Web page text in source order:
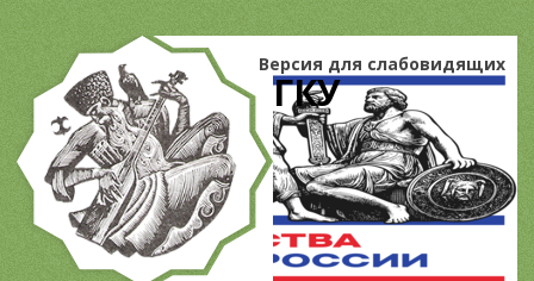
ГКУ
Версия для слабовидящих